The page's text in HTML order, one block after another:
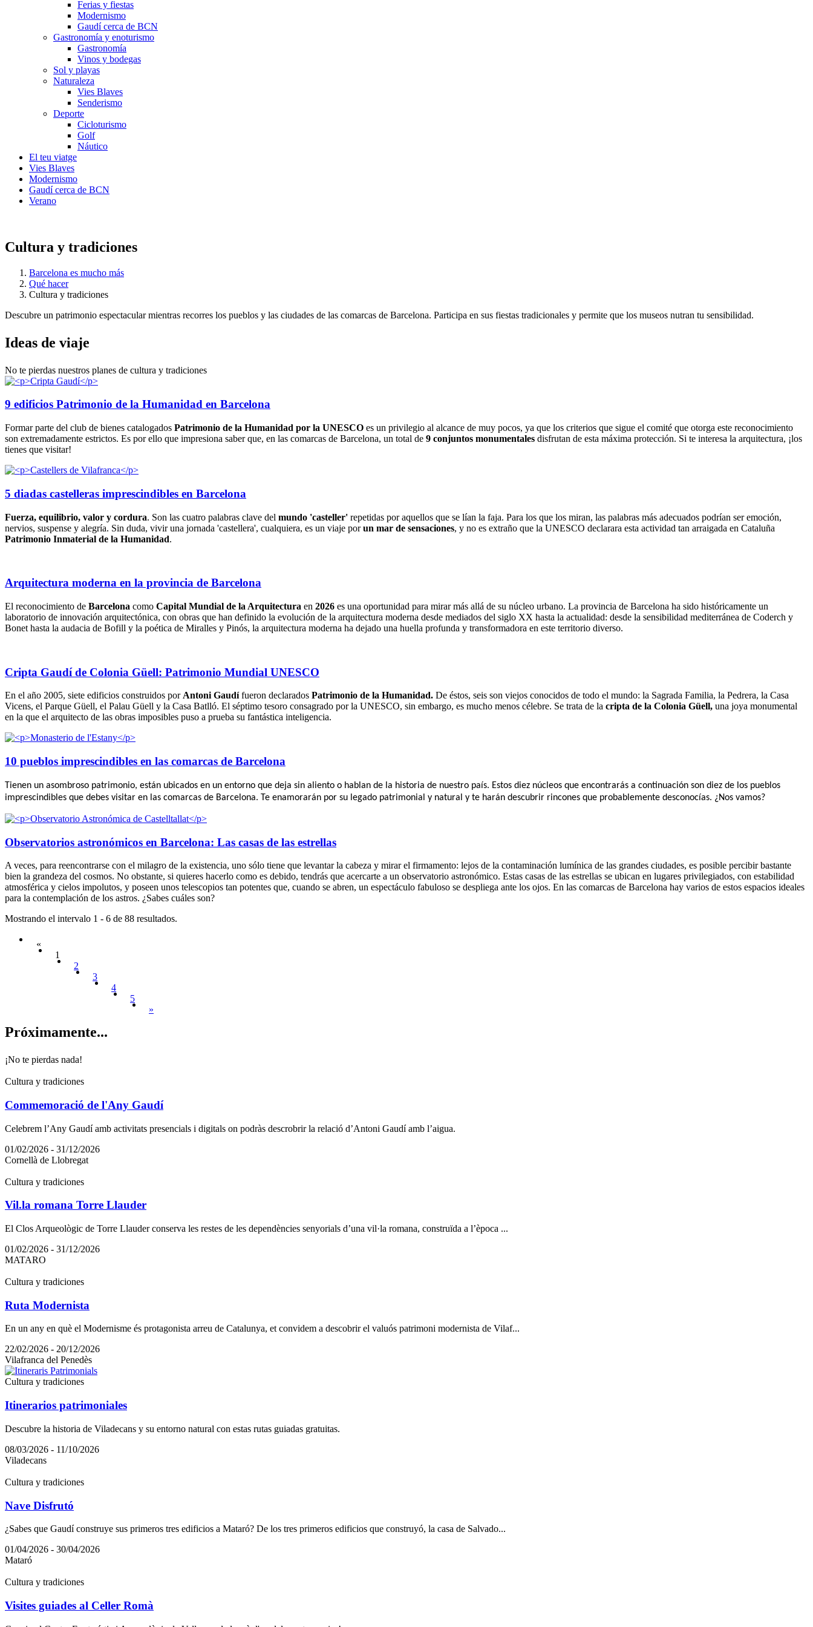
Ferias y fiestas
Modernismo
Gaudí cerca de BCN
Gastronomía y enoturismo
Gastronomía
Vinos y bodegas
Sol y playas
Naturaleza
Vies Blaves
Senderismo
Deporte
Cicloturismo
Golf
Náutico
El teu viatge
Vies Blaves
Modernismo
Gaudí cerca de BCN
Verano
Cultura y tradiciones
Barcelona es mucho más
Qué hacer
Cultura y tradiciones
Descubre un patrimonio espectacular mientras recorres los pueblos y las ciudades de las comarcas de Barcelona. Participa en sus fiestas tradicionales y permite que los museos nutran tu sensibilidad.
Ideas de viaje
No te pierdas nuestros planes de cultura y tradiciones
9 edificios Patrimonio de la Humanidad en Barcelona
Formar parte del club de bienes catalogados Patrimonio de la Humanidad por la UNESCO es un privilegio al alcance de muy pocos, ya que los criterios que sigue el comité que otorga este reconocimiento
son extremadamente estrictos. Es por ello que impresiona saber que, en las comarcas de Barcelona, un total de 9 conjuntos monumentales disfrutan de esta máxima protección. Si te interesa la arquitectura, ¡los
tienes que visitar!
5 diadas castelleras imprescindibles en Barcelona
Fuerza, equilibrio, valor y cordura. Son las cuatro palabras clave del mundo 'casteller' repetidas por aquellos que se lían la faja. Para los que los miran, las palabras más adecuados podrían ser emoción,
nervios, suspense y alegría. Sin duda, vivir una jornada 'castellera', cualquiera, es un viaje porun mar de sensaciones, y no es extraño que la UNESCO declarara esta actividad tan arraigada en Cataluña
Patrimonio Inmaterial de la Humanidad.
Arquitectura moderna en la provincia de Barcelona
El reconocimiento de Barcelona como Capital Mundial de la Arquitectura en 2026 es una oportunidad para mirar más allá de su núcleo urbano. La provincia de Barcelona ha sido históricamente un
laboratorio de innovación arquitectónica, con obras que han definido la evolución de la arquitectura moderna desde mediados del siglo XX hasta la actualidad: desde la sensibilidad mediterránea de Coderch y
Bonet hasta la audacia de Bofill y la poética de Miralles y Pinós, la arquitectura moderna ha dejado una huella profunda y transformadora en este territorio diverso.
Cripta Gaudí de Colonia Güell: Patrimonio Mundial UNESCO
En el año 2005, siete edificios construidos por Antoni Gaudífueron declarados Patrimonio de la Humanidad. De éstos, seis son viejos conocidos de todo el mundo: la Sagrada Familia, la Pedrera, la Casa
Vicens, el Parque Güell, el Palau Güell y la Casa Batlló. El séptimo tesoro consagrado por la UNESCO, sin embargo, es mucho menos célebre. Se trata de la cripta de la Colonia Güell, una joya monumental
en la que el arquitecto de las obras imposibles puso a prueba su fantástica inteligencia.
10 pueblos imprescindibles en las comarcas de Barcelona
Tienen un asombroso patrimonio, están ubicados en un entorno que deja sin aliento o hablan de la historia de nuestro país. Estos diez núcleos que encontrarás a continuación son diez de los pueblos
imprescindibles que debes visitar en las comarcas de Barcelona. Te enamorarán por su legado patrimonial y natural y te harán descubrir rincones que probablemente desconocías. ¿Nos vamos?
Observatorios astronómicos en Barcelona: Las casas de las estrellas
A veces, para reencontrarse con el milagro de la existencia, uno sólo tiene que levantar la cabeza y mirar el firmamento: lejos de la contaminación lumínica de las grandes ciudades, es posible percibir bastante
bien la grandeza del cosmos. No obstante, si quieres hacerlo como es debido, tendrás que acercarte a un observatorio astronómico. Estas casas de las estrellas se ubican en lugares privilegiados, con estabilidad
atmosférica y cielos impolutos, y poseen unos telescopios tan potentes que, cuando se abren, un espectáculo fabuloso se despliega ante los ojos. En las comarcas de Barcelona hay varios de estos espacios ideales
para la contemplación de los astros. ¿Sabes cuáles son?
Mostrando el intervalo 1 - 6 de 88 resultados.
«
1
2
3
4
5
»
Próximamente...
¡No te pierdas nada!
Cultura y tradiciones
Commemoració de l'Any Gaudí
Celebrem l’Any Gaudí amb activitats presencials i digitals on podràs descrobrir la relació d’Antoni Gaudí amb l’aigua.
01/02/2026 - 31/12/2026
Cornellà de Llobregat
Cultura y tradiciones
Vil.la romana Torre Llauder
El Clos Arqueològic de Torre Llauder conserva les restes de les dependències senyorials d’una vil·la romana, construïda a l’època ...
01/02/2026 - 31/12/2026
MATARO
Cultura y tradiciones
Ruta Modernista
En un any en què el Modernisme és protagonista arreu de Catalunya, et convidem a descobrir el valuós patrimoni modernista de Vilaf...
22/02/2026 - 20/12/2026
Vilafranca del Penedès
Cultura y tradiciones
Itinerarios patrimoniales
Descubre la historia de Viladecans y su entorno natural con estas rutas guiadas gratuitas.
08/03/2026 - 11/10/2026
Viladecans
Cultura y tradiciones
Nave Disfrutó
¿Sabes que Gaudí construye sus primeros tres edificios a Mataró? De los tres primeros edificios que construyó, la casa de Salvado...
01/04/2026 - 30/04/2026
Mataró
Cultura y tradiciones
Visites guiades al Celler Romà